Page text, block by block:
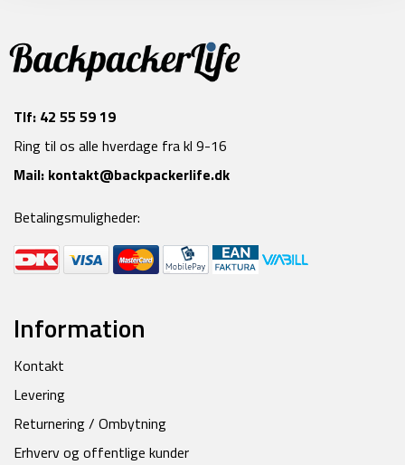
Tlf: 42 55 59 19
Ring til os alle hverdage fra kl 9-16
Mail: kontakt@backpackerlife.dk
Betalingsmuligheder:
Information
Kontakt
Levering
Returnering / Ombytning
Erhverv og offentlige kunder